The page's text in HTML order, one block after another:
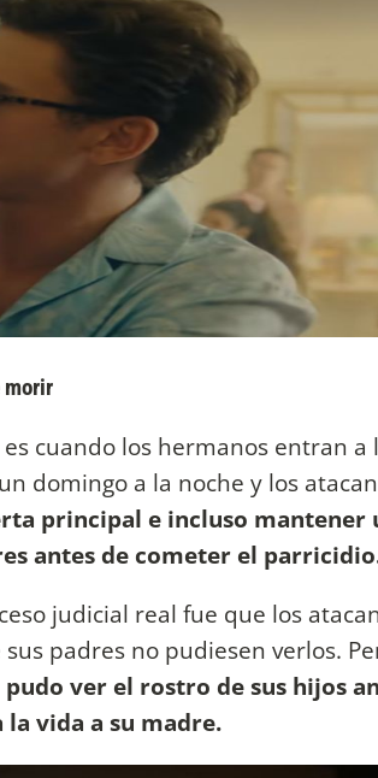
morir
cuando los hermanos entran a
domingo a la noche y los
principal e incluso mantener
antes de cometer el
judicial real fue que los
padres no pudiesen verlos.
ver el rostro de sus hijos
vida a su madre.